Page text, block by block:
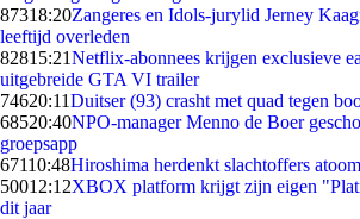
87318:20Zangeres en Idols-jurylid Jerney
leeftijd overleden
82815:21Netflix-abonnees krijgen exclusieve
uitgebreide GTA VI trailer
74620:11Duitser (93) crasht met quad tegen
68520:40NPO-manager Menno de Boer
groepsapp
67110:48Hiroshima herdenkt slachtoffers
50012:12XBOX platform krijgt zijn eigen
dit jaar